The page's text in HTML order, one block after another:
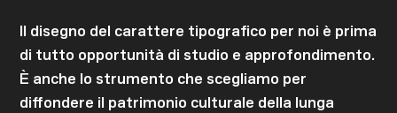
Il disegno del carattere tipografico per noi è prima
di tutto opportunità di studio e approfondimento.
È anche lo strumento che scegliamo per
diffondere il patrimonio culturale della lunga